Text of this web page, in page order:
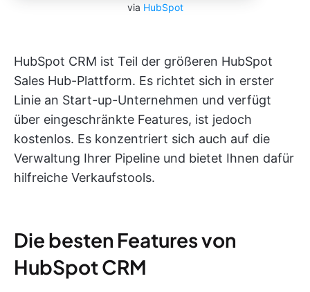
via HubSpot
HubSpot CRM ist Teil der größeren HubSpot
Sales Hub-Plattform. Es richtet sich in erster
Linie an Start-up-Unternehmen und verfügt
über eingeschränkte Features, ist jedoch
kostenlos. Es konzentriert sich auch auf die
Verwaltung Ihrer Pipeline und bietet Ihnen dafür
hilfreiche Verkaufstools.
Die besten Features von
HubSpot CRM